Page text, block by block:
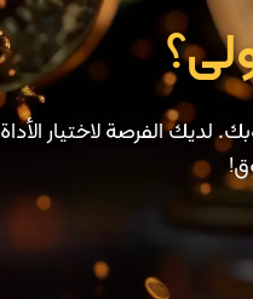
لديك الفرصة لاختيار الأداة